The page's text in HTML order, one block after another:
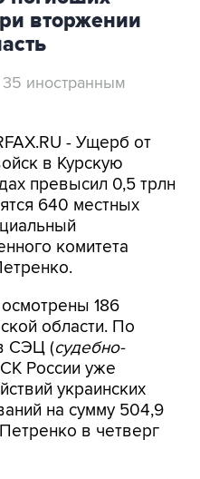
вторжении
иностранным
- Ущерб от
в Курскую
превысил 0,5 трлн
640 местных
комитета
186
области. По
СЭЦ (судебно-
России уже
украинских
на сумму 504,9
в четверг